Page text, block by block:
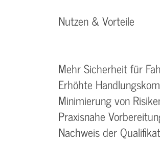
Nutzen & Vorteile
Mehr Sicherheit für
Erhöhte
Minimierung von
Praxisnahe
Nachweis der